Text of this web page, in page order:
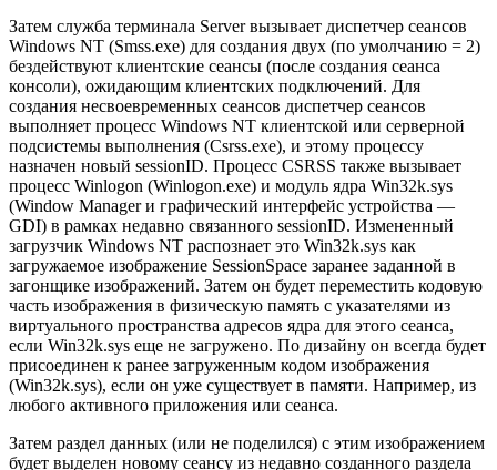
Затем служба терминала Server вызывает диспетчер сеансов
Windows NT (Smss.exe) для создания двух (по умолчанию = 2)
бездействуют клиентские сеансы (после создания сеанса
консоли), ожидающим клиентских подключений. Для
создания несвоевременных сеансов диспетчер сеансов
выполняет процесс Windows NT клиентской или серверной
подсистемы выполнения (Csrss.exe), и этому процессу
назначен новый sessionID. Процесс CSRSS также вызывает
процесс Winlogon (Winlogon.exe) и модуль ядра Win32k.sys
(Window Manager и графический интерфейс устройства —
GDI) в рамках недавно связанного sessionID. Измененный
загрузчик Windows NT распознает это Win32k.sys как
загружаемое изображение SessionSpace заранее заданной в
загонщике изображений. Затем он будет переместить кодовую
часть изображения в физическую память с указателями из
виртуального пространства адресов ядра для этого сеанса,
если Win32k.sys еще не загружено. По дизайну он всегда будет
присоединен к ранее загруженным кодом изображения
(Win32k.sys), если он уже существует в памяти. Например, из
любого активного приложения или сеанса.
Затем раздел данных (или не поделился) с этим изображением
будет выделен новому сеансу из недавно созданного раздела